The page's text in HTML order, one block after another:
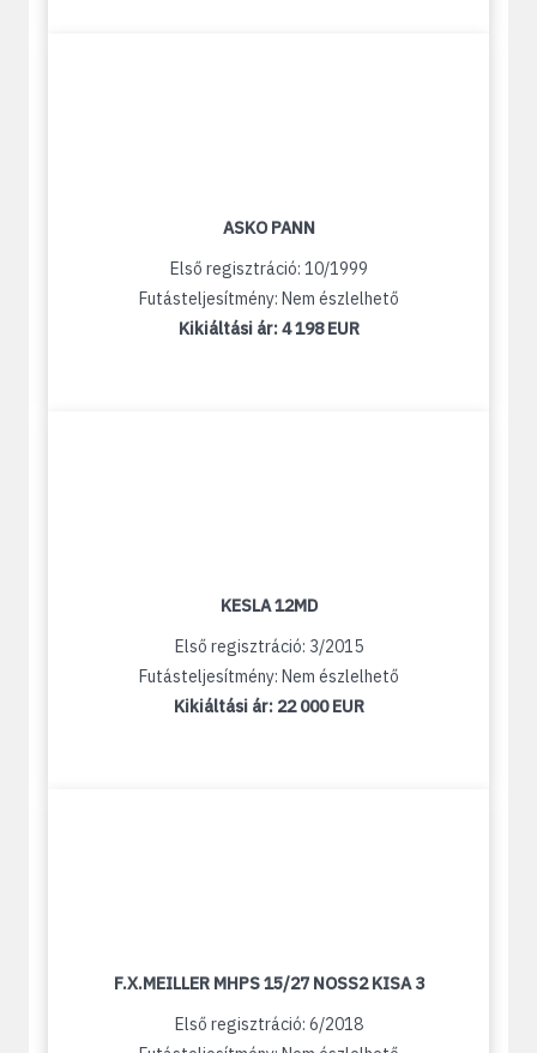
ASKO PANN
Első regisztráció: 10/1999
Futásteljesítmény: Nem észlelhető
Kikiáltási ár:4 198 EUR
KESLA 12MD
Első regisztráció: 3/2015
Futásteljesítmény: Nem észlelhető
Kikiáltási ár: 22 000 EUR
F.X.MEILLER MHPS 15/27 NOSS2 KISA 3
Első regisztráció: 6/2018